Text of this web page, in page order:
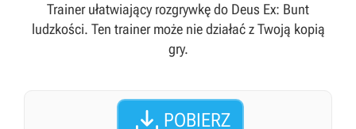
Trainer ułatwiający rozgrywkę do Deus Ex: Bunt
ludzkości. Ten trainer może nie działać z Twoją kopią
gry.
 POBIERZ